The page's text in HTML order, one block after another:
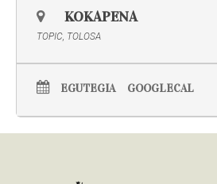
KOKAPENA
TOPIC, TOLOSA
EGUTEGIA GOOGLECAL